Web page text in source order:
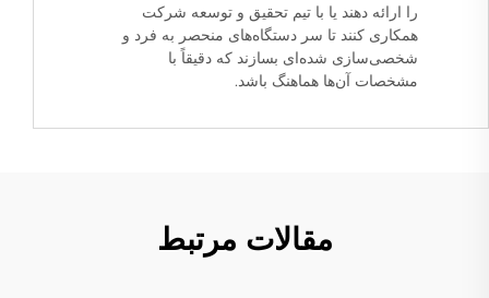
را ارائه دهند یا با تیم تحقیق و توسعه شرکت
همکاری کنند تا سر دستگاه‌های منحصر به فرد و
شخصی‌سازی شده‌ای بسازند که دقیقاً با
مشخصات آن‌ها هماهنگ باشد.
مقالات مرتبط